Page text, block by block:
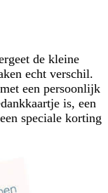
de kleine
echt verschil.
een persoonlijk
is, een
speciale korting